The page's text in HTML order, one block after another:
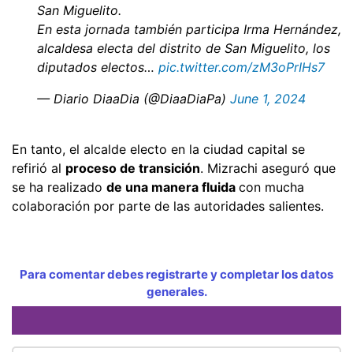
San Miguelito.
En esta jornada también participa Irma Hernández,
alcaldesa electa del distrito de San Miguelito, los
diputados electos… pic.twitter.com/zM3oPrIHs7
— Diario DiaaDia (@DiaaDiaPa) June 1, 2024
En tanto, el alcalde electo en la ciudad capital se
refirió al proceso de transición. Mizrachi aseguró que
se ha realizado de una manera fluida con mucha
colaboración por parte de las autoridades salientes.
Para comentar debes registrarte y completar los datos
generales.